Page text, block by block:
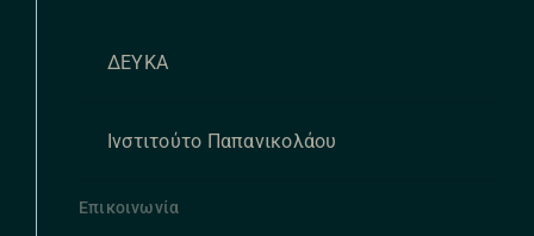
ΔΕΥΚΑ
Ινστιτούτο Παπανικολάου
Επικοινωνία